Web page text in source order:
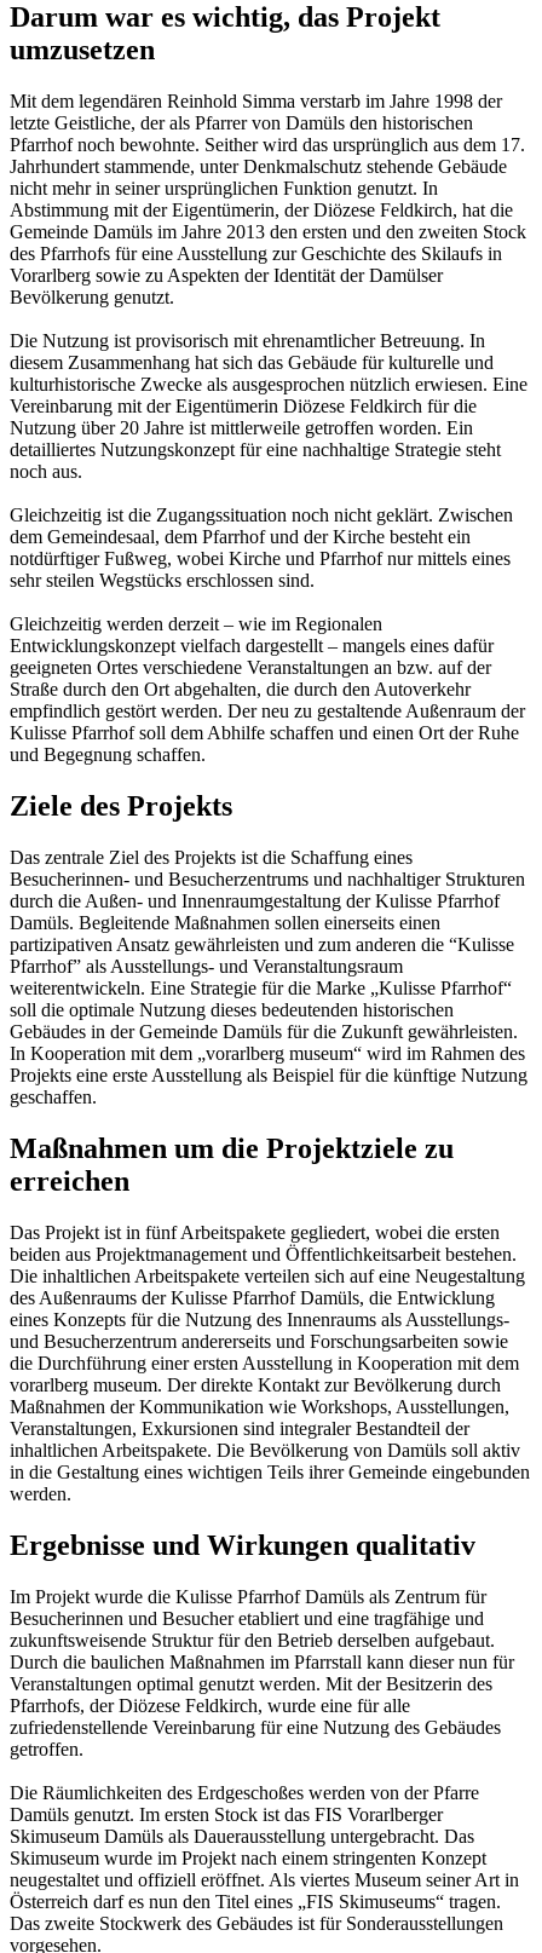
Darum war es wichtig, das Projekt
umzusetzen
Mit dem legendären Reinhold Simma verstarb im Jahre 1998 der
letzte Geistliche, der als Pfarrer von Damüls den historischen
Pfarrhof noch bewohnte. Seither wird das ursprünglich aus dem 17.
Jahrhundert stammende, unter Denkmalschutz stehende Gebäude
nicht mehr in seiner ursprünglichen Funktion genutzt. In
Abstimmung mit der Eigentümerin, der Diözese Feldkirch, hat die
Gemeinde Damüls im Jahre 2013 den ersten und den zweiten Stock
des Pfarrhofs für eine Ausstellung zur Geschichte des Skilaufs in
Vorarlberg sowie zu Aspekten der Identität der Damülser
Bevölkerung genutzt.
Die Nutzung ist provisorisch mit ehrenamtlicher Betreuung. In
diesem Zusammenhang hat sich das Gebäude für kulturelle und
kulturhistorische Zwecke als ausgesprochen nützlich erwiesen. Eine
Vereinbarung mit der Eigentümerin Diözese Feldkirch für die
Nutzung über 20 Jahre ist mittlerweile getroffen worden. Ein
detailliertes Nutzungskonzept für eine nachhaltige Strategie steht
noch aus.
Gleichzeitig ist die Zugangssituation noch nicht geklärt. Zwischen
dem Gemeindesaal, dem Pfarrhof und der Kirche besteht ein
notdürftiger Fußweg, wobei Kirche und Pfarrhof nur mittels eines
sehr steilen Wegstücks erschlossen sind.
Gleichzeitig werden derzeit – wie im Regionalen
Entwicklungskonzept vielfach dargestellt – mangels eines dafür
geeigneten Ortes verschiedene Veranstaltungen an bzw. auf der
Straße durch den Ort abgehalten, die durch den Autoverkehr
empfindlich gestört werden. Der neu zu gestaltende Außenraum der
Kulisse Pfarrhof soll dem Abhilfe schaffen und einen Ort der Ruhe
und Begegnung schaffen.
Ziele des Projekts
Das zentrale Ziel des Projekts ist die Schaffung eines
Besucherinnen- und Besucherzentrums und nachhaltiger Strukturen
durch die Außen- und Innenraumgestaltung der Kulisse Pfarrhof
Damüls. Begleitende Maßnahmen sollen einerseits einen
partizipativen Ansatz gewährleisten und zum anderen die “Kulisse
Pfarrhof” als Ausstellungs- und Veranstaltungsraum
weiterentwickeln. Eine Strategie für die Marke „Kulisse Pfarrhof“
soll die optimale Nutzung dieses bedeutenden historischen
Gebäudes in der Gemeinde Damüls für die Zukunft gewährleisten.
In Kooperation mit dem „vorarlberg museum“ wird im Rahmen des
Projekts eine erste Ausstellung als Beispiel für die künftige Nutzung
geschaffen.
Maßnahmen um die Projektziele zu
erreichen
Das Projekt ist in fünf Arbeitspakete gegliedert, wobei die ersten
beiden aus Projektmanagement und Öffentlichkeitsarbeit bestehen.
Die inhaltlichen Arbeitspakete verteilen sich auf eine Neugestaltung
des Außenraums der Kulisse Pfarrhof Damüls, die Entwicklung
eines Konzepts für die Nutzung des Innenraums als Ausstellungs-
und Besucherzentrum andererseits und Forschungsarbeiten sowie
die Durchführung einer ersten Ausstellung in Kooperation mit dem
vorarlberg museum. Der direkte Kontakt zur Bevölkerung durch
Maßnahmen der Kommunikation wie Workshops, Ausstellungen,
Veranstaltungen, Exkursionen sind integraler Bestandteil der
inhaltlichen Arbeitspakete. Die Bevölkerung von Damüls soll aktiv
in die Gestaltung eines wichtigen Teils ihrer Gemeinde eingebunden
werden.
Ergebnisse und Wirkungen qualitativ
Im Projekt wurde die Kulisse Pfarrhof Damüls als Zentrum für
Besucherinnen und Besucher etabliert und eine tragfähige und
zukunftsweisende Struktur für den Betrieb derselben aufgebaut.
Durch die baulichen Maßnahmen im Pfarrstall kann dieser nun für
Veranstaltungen optimal genutzt werden. Mit der Besitzerin des
Pfarrhofs, der Diözese Feldkirch, wurde eine für alle
zufriedenstellende Vereinbarung für eine Nutzung des Gebäudes
getroffen.
Die Räumlichkeiten des Erdgeschoßes werden von der Pfarre
Damüls genutzt. Im ersten Stock ist das FIS Vorarlberger
Skimuseum Damüls als Dauerausstellung untergebracht. Das
Skimuseum wurde im Projekt nach einem stringenten Konzept
neugestaltet und offiziell eröffnet. Als viertes Museum seiner Art in
Österreich darf es nun den Titel eines „FIS Skimuseums“ tragen.
Das zweite Stockwerk des Gebäudes ist für Sonderausstellungen
vorgesehen.